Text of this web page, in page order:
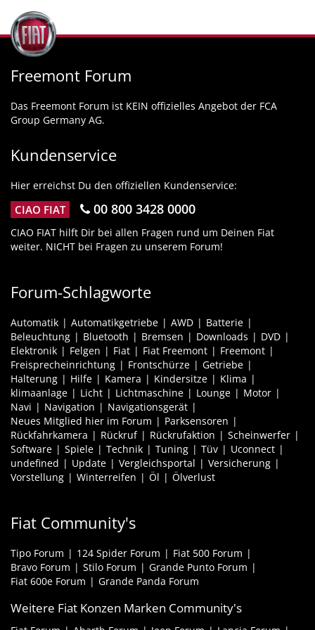
Freemont Forum
Das Freemont Forum ist KEIN offizielles Angebot der FCA
Group Germany AG.
Kundenservice
Hier erreichst Du den offiziellen Kundenservice:
CIAO FIAT 00 800 3428 0000
CIAO FIAT hilft Dir bei allen Fragen rund um Deinen Fiat
weiter. NICHT bei Fragen zu unserem Forum!
Forum-Schlagworte
Automatik Automatikgetriebe AWD
Batterie
Beleuchtung
Bluetooth Bremsen Downloads
DVD
Elektronik
Felgen Fiat Fiat Freemont
Freemont
Freisprecheinrichtung
Frontschürze
Getriebe
Halterung
Hilfe Kamera Kindersitze
Klima
klimaanlage
Licht Lichtmaschine Lounge
Motor
Navi
Navigation
Navigationsgerät
Neues Mitglied hier im Forum
Parksensoren
Rückfahrkamera
Rückruf Rückrufaktion
Scheinwerfer
Software
Spiele Technik Tuning Tüv
Uconnect
undefined
Update Vergleichsportal
Versicherung
Vorstellung
Winterreifen Öl Ölverlust
Fiat Community's
Tipo Forum 124 Spider Forum
Fiat 500 Forum
Bravo Forum
Stilo Forum
Grande Punto Forum
Fiat 600e Forum
Grande Panda Forum
Weitere Fiat Konzen Marken Community's